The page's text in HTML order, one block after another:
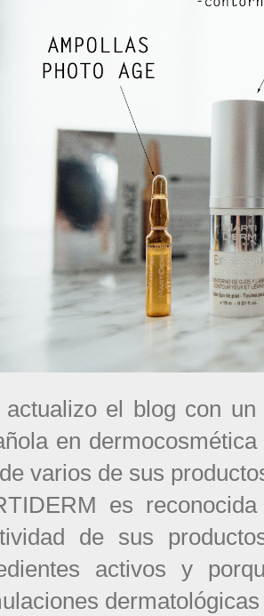
actualizo el blog con
en dermocosmética
varios de sus
es
de sus
activos y